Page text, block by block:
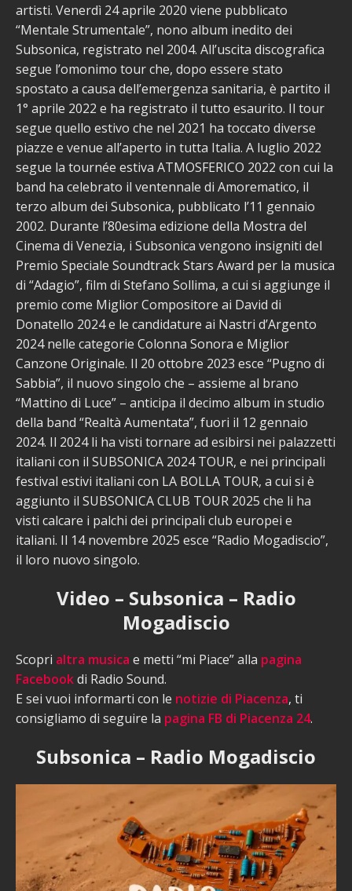
artisti. Venerdì 24 aprile 2020 viene pubblicato
“Mentale Strumentale”, nono album inedito dei
Subsonica, registrato nel 2004. All’uscita discografica
segue l’omonimo tour che, dopo essere stato
spostato a causa dell’emergenza sanitaria, è partito il
1° aprile 2022 e ha registrato il tutto esaurito. Il tour
segue quello estivo che nel 2021 ha toccato diverse
piazze e venue all’aperto in tutta Italia. A luglio 2022
segue la tournée estiva ATMOSFERICO 2022 con cui la
band ha celebrato il ventennale di Amorematico, il
terzo album dei Subsonica, pubblicato l’11 gennaio
2002. Durante l’80esima edizione della Mostra del
Cinema di Venezia, i Subsonica vengono insigniti del
Premio Speciale Soundtrack Stars Award per la musica
di “Adagio”, film di Stefano Sollima, a cui si aggiunge il
premio come Miglior Compositore ai David di
Donatello 2024 e le candidature ai Nastri d’Argento
2024 nelle categorie Colonna Sonora e Miglior
Canzone Originale. Il 20 ottobre 2023 esce “Pugno di
Sabbia”, il nuovo singolo che – assieme al brano
“Mattino di Luce” – anticipa il decimo album in studio
della band “Realtà Aumentata”, fuori il 12 gennaio
2024. Il 2024 li ha visti tornare ad esibirsi nei palazzetti
italiani con il SUBSONICA 2024 TOUR, e nei principali
festival estivi italiani con LA BOLLA TOUR, a cui si è
aggiunto il SUBSONICA CLUB TOUR 2025 che li ha
visti calcare i palchi dei principali club europei e
italiani. Il 14 novembre 2025 esce “Radio Mogadiscio”,
il loro nuovo singolo.
Video – Subsonica – Radio
Mogadiscio
Scopri altra musica e metti “mi Piace” alla pagina
Facebookdi Radio Sound.
E sei vuoi informarti con le notizie di Piacenza, ti
consigliamo di seguire la pagina FB di Piacenza 24.
Subsonica – Radio Mogadiscio